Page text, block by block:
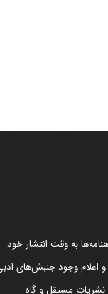
به وقت انتشار خود
و اعلام وجود جنبش‌های
نشریات مستقل و گاه